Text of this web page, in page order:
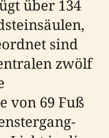
über 134
sind
zwölf
von 69 Fuß